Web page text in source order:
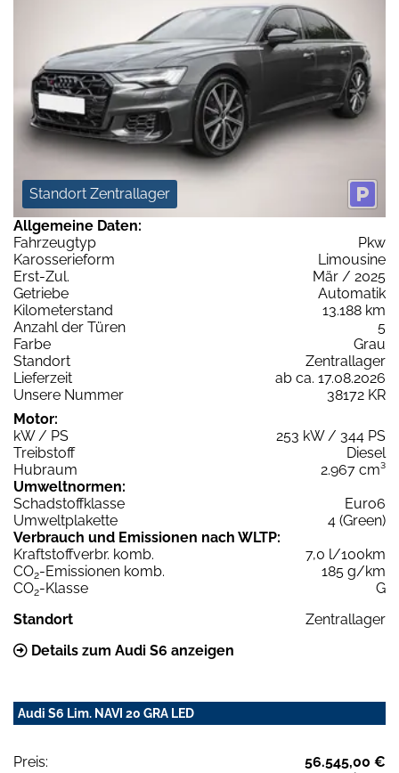
Standort Zentrallager
Allgemeine Daten:
Fahrzeugtyp
Pkw
Karosserieform
Limousine
Erst-Zul.
Mär / 2025
Getriebe
Automatik
Kilometerstand
13.188 km
Anzahl der Türen
5
Farbe
Grau
Standort
Zentrallager
Lieferzeit
ab ca. 17.08.2026
Unsere Nummer
38172 KR
Motor:
kW / PS
253 kW / 344 PS
Treibstoff
Diesel
Hubraum
2.967 cm³
Umweltnormen:
Schadstoffklasse
Euro6
Umweltplakette
4 (Green)
Verbrauch und Emissionen nach WLTP:
Kraftstoffverbr. komb.
7,0 l/100km
CO2-Emissionen komb.
185 g/km
CO2-Klasse
G
Standort
Zentrallager
Details zum Audi S6 anzeigen
Audi S6 Lim. NAVI 20 GRA LED
Preis:
56.545,00 €